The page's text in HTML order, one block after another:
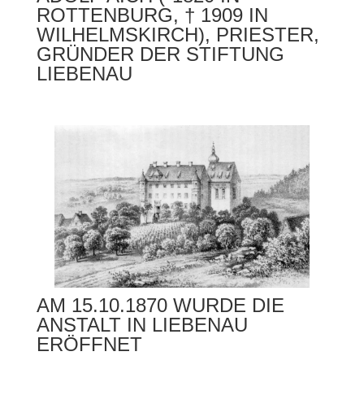
ROTTENBURG, † 1909 IN
WILHELMSKIRCH), PRIESTER,
GRÜNDER DER STIFTUNG
LIEBENAU
AM 15.10.1870 WURDE DIE
ANSTALT IN LIEBENAU
ERÖFFNET